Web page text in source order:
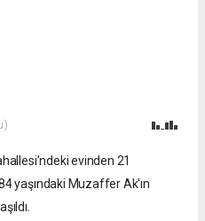
evinden 21
yaşındaki Muzaffer Ak'ın